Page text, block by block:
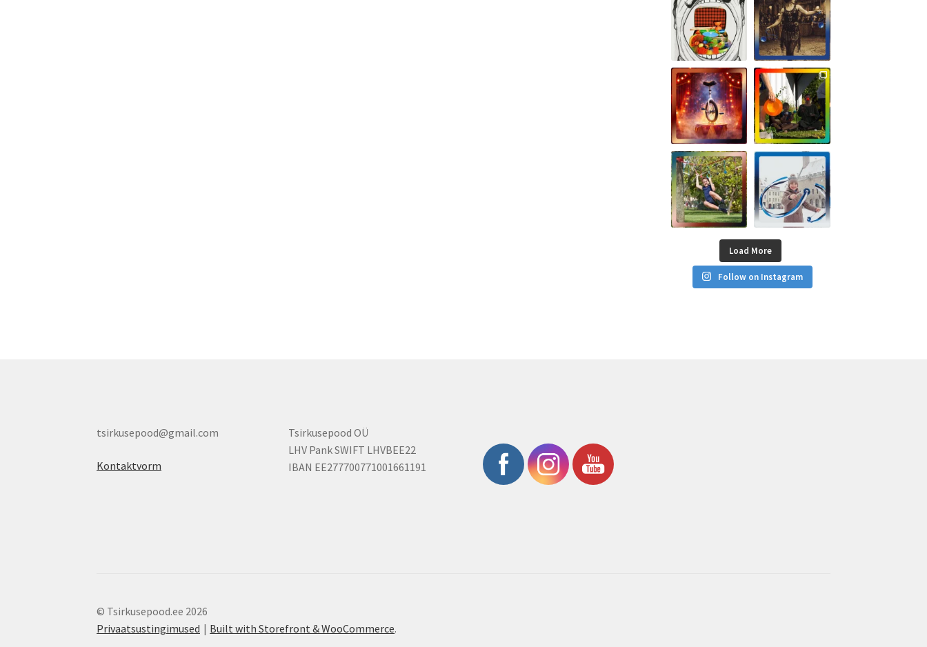
Load More
Follow on Instagram
tsirkusepood@gmail.com
Kontaktvorm
Tsirkusepood OÜ
LHV Pank SWIFT LHVBEE22
IBAN EE277700771001661191
© Tsirkusepood.ee 2026
Privaatsustingimused
Built with Storefront & WooCommerce.